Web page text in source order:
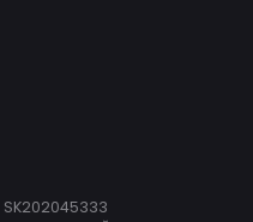
SK202045333